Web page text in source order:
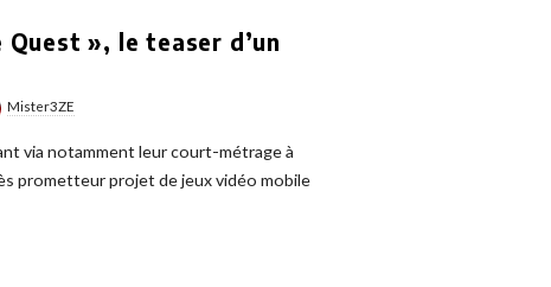
», le teaser d’un
Mister3ZE
via notamment leur court-métrage à
prometteur projet de jeux vidéo mobile